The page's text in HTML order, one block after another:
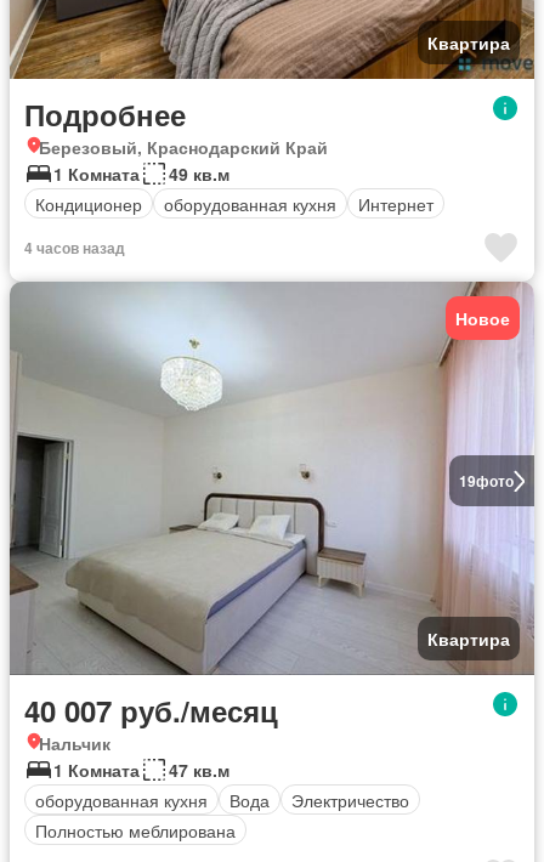
Квартира
Подробнее
Березовый, Краснодарский Край
1 Комната
49 кв.м
Кондиционер
оборудованная кухня Интернет
4 часов назад
19фото
Новое
Квартира
40 007 руб./месяц
Нальчик
1 Комната
47 кв.м
оборудованная кухня
Вода
Электричество
Полностью меблирована